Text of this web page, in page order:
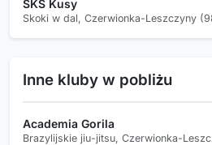
SKS Kusy
Skoki w dal, Czerwionka-Leszczyny
Inne kluby w pobliżu
Academia Gorila
Brazylijskie jiu-jitsu, Czerwionka-